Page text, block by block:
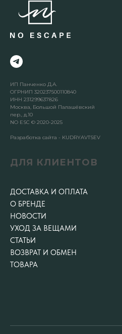
ИП Панченко Д.А.
ОГРНИП 320237500110840
ИНН 231299637826
Москва, Большой Палашёвский
пер., д.10
NO ESC © 2020-2025
Разработка сайта - KUDRYAVTSEV
ДЛЯ КЛИЕНТОВ
ДОСТАВКА И ОПЛАТА
О БРЕНДЕ
НОВОСТИ
УХОД ЗА ВЕЩАМИ
СТАТЬИ
ВОЗВРАТ И ОБМЕН
ТОВАРА